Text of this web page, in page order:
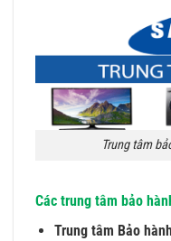
Trung tâm
Các trung tâm bảo
Trung tâm Bảo